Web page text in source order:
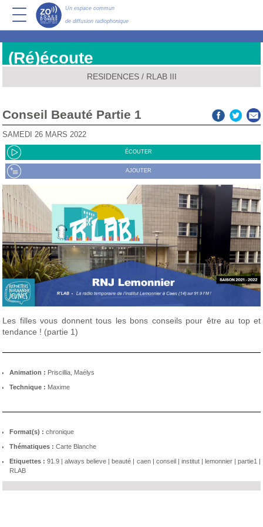
Un espace commun
de diffusion radiophonique
(Ré)écoute
RESIDENCES/ RLAB III
Conseil Beauté Partie 1
SAMEDI 26 MARS 2022
ÉCOUTER
AJOUTER
Les filles vous donnent tous les bons conseils pour être au top et
tendance ! (partie 1)
Animation : Priscillia, Maélys
Technique : Maxime
Format(s) : chronique
Thématiques : Carte Blanche
Etiquettes :91.9 |always believe |beauté | caen| conseil| institut| lemonnier|partie1 |
RLAB